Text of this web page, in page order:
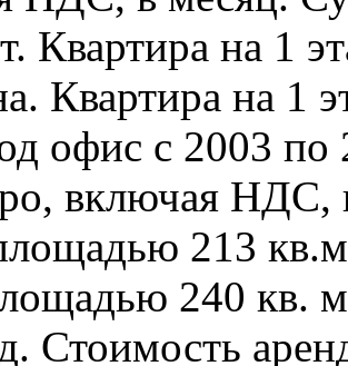
Квартира на 1
Квартира на 1
офис с 2003
включая
213
240 кв.
Стоимость